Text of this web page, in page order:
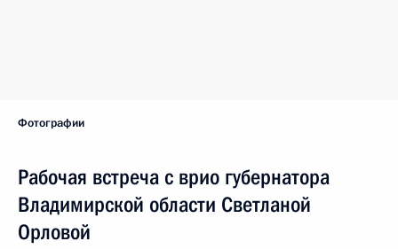
Фотографии
Рабочая встреча с врио губернатора
Владимирской области Светланой
Орловой